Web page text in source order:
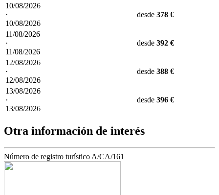
10/08/2026
·
10/08/2026
desde 378 €
11/08/2026
·
11/08/2026
desde 392 €
12/08/2026
·
12/08/2026
desde 388 €
13/08/2026
·
13/08/2026
desde 396 €
Otra información de interés
Número de registro turístico A/CA/161